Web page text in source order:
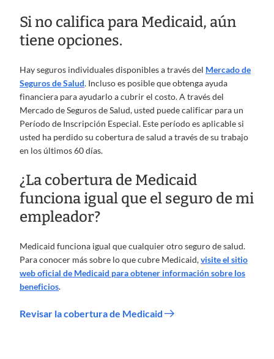
Si no califica para Medicaid, aún
tiene opciones.
Hay seguros individuales disponibles a través del Mercado de
Seguros de Salud. Incluso es posible que obtenga ayuda
financiera para ayudarlo a cubrir el costo. A través del
Mercado de Seguros de Salud, usted puede calificar para un
Período de Inscripción Especial. Este período es aplicable si
usted ha perdido su cobertura de salud a través de su trabajo
en los últimos 60 días.
¿La cobertura de Medicaid
funciona igual que el seguro de mi
empleador?
Medicaid funciona igual que cualquier otro seguro de salud.
Para conocer más sobre lo que cubre Medicaid,visite el sitio
web oficial de Medicaid para obtener información sobre los
beneficios.
Revisar la cobertura de Medicaid